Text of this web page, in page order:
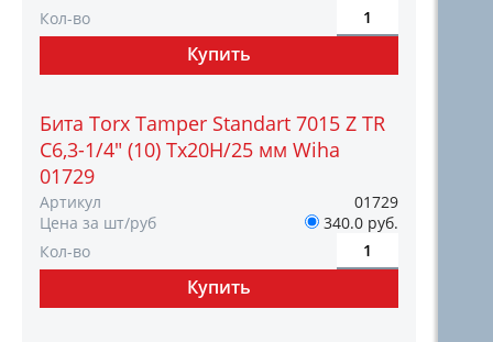
Кол-во
Бита Torx Tamper Standart 7015 Z TR
C6,3-1/4" (10) Tх20H/25 мм Wiha
01729
Артикул
01729
Цена за шт/руб
340.0 руб.
Кол-во